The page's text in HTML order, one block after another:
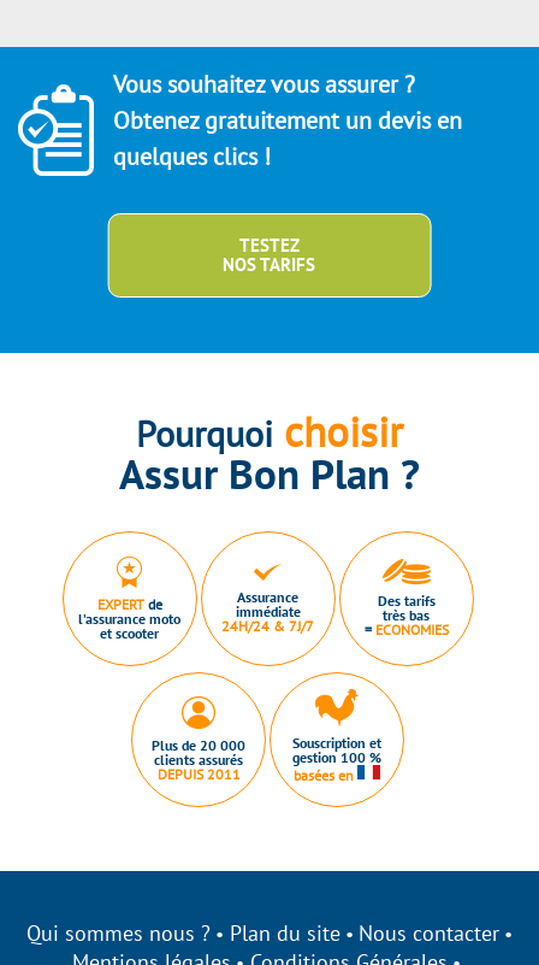
Vous souhaitez vous assurer ?
Obtenez gratuitement un devis en
quelques clics !
TESTEZ
NOS TARIFS
Pourquoi choisir
Assur Bon Plan ?
EXPERTde
l’assurance moto
et scooter
Assurance
immédiate
24H/24 & 7J/7
Des tarifs
très bas
= ECONOMIES
Plus de 20 000
clients assurés
DEPUIS 2011
Souscription et
gestion 100 %
basées en
Qui sommes nous ? Plan du site
Nous contacter